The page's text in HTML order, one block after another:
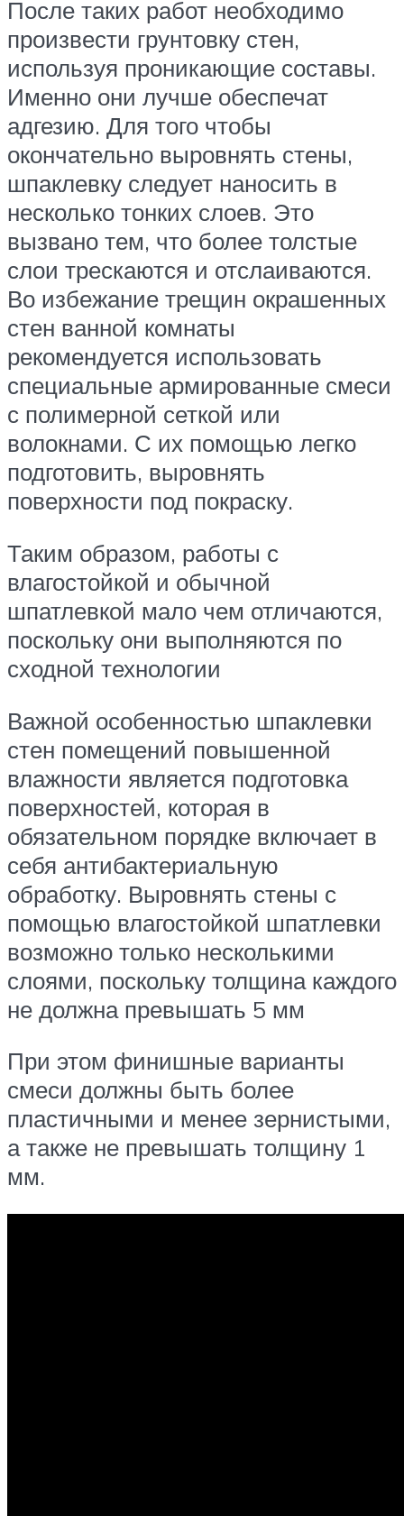
После таких работ необходимо
произвести грунтовку стен,
используя проникающие составы.
Именно они лучше обеспечат
адгезию. Для того чтобы
окончательно выровнять стены,
шпаклевку следует наносить в
несколько тонких слоев. Это
вызвано тем, что более толстые
слои трескаются и отслаиваются.
Во избежание трещин окрашенных
стен ванной комнаты
рекомендуется использовать
специальные армированные смеси
с полимерной сеткой или
волокнами. С их помощью легко
подготовить, выровнять
поверхности под покраску.
Таким образом, работы с
влагостойкой и обычной
шпатлевкой мало чем отличаются,
поскольку они выполняются по
сходной технологии
Важной особенностью шпаклевки
стен помещений повышенной
влажности является подготовка
поверхностей, которая в
обязательном порядке включает в
себя антибактериальную
обработку. Выровнять стены с
помощью влагостойкой шпатлевки
возможно только несколькими
слоями, поскольку толщина каждого
не должна превышать 5 мм
При этом финишные варианты
смеси должны быть более
пластичными и менее зернистыми,
а также не превышать толщину 1
мм.